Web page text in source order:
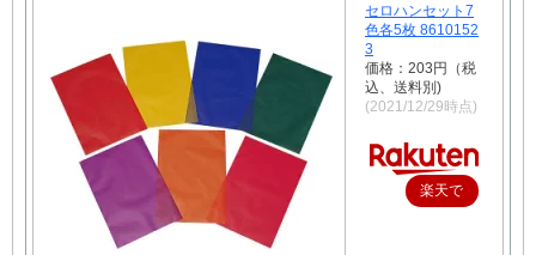
セロハンセット7
色各5枚 8610152
3
価格：203円（税
込、送料別)
(2021/12/29時点)
楽天で